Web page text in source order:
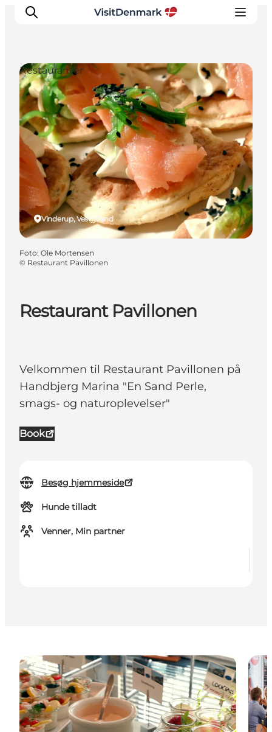
Inspiration
Destinationer
Oplevelser
Overnatning
Planlæg ferien
Restaurant Pavillonen
Velkommen til Restaurant Pavillonen på
Handbjerg Marina "En Sand Perle,
smags- og naturoplevelser"
Book
Besøg hjemmeside
Hunde tilladt
Venner, Min partner
Vinderup, Vestjylland
Restauranter
Foto: Ole Mortensen
© Restaurant Pavillonen